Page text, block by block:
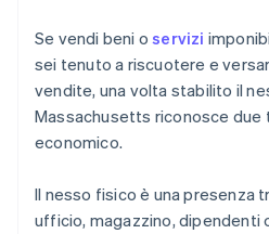
Se vendi beni oservizi
sei tenuto a riscuotere e
vendite, una volta stabilito il
Massachusetts riconosce due
economico.
Il nesso fisico è una presenza
ufficio, magazzino, dipendenti